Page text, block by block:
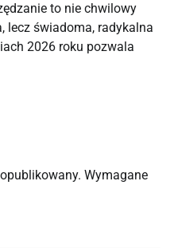
to nie chwilowy
lecz świadoma, radykalna
2026 roku pozwala
Wymagane